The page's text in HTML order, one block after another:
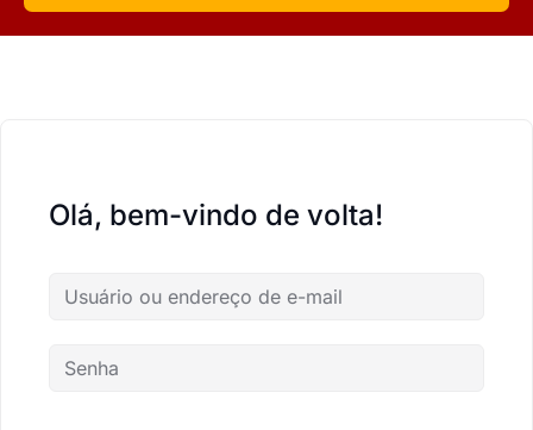
Olá, bem-vindo de volta!